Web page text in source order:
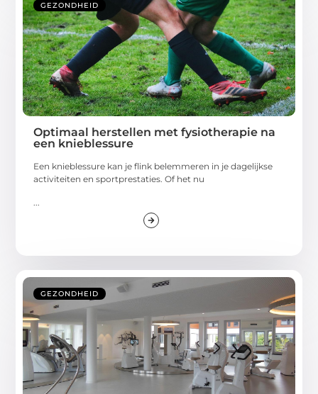
GEZONDHEID
Optimaal herstellen met fysiotherapie na
een knieblessure
Een knieblessure kan je flink belemmeren in je dagelijkse
activiteiten en sportprestaties. Of het nu
GEZONDHEID